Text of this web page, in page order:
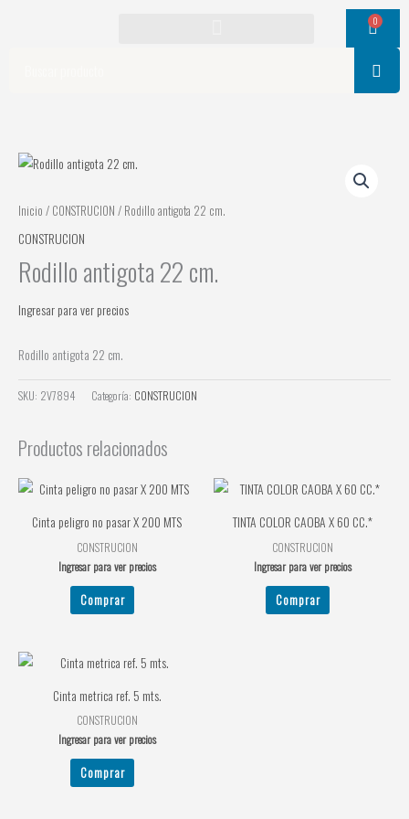
0
Cart
Inicio / CONSTRUCION / Rodillo antigota 22 cm.
CONSTRUCION
Rodillo antigota 22 cm.
Ingresar para ver precios
Rodillo antigota 22 cm.
SKU: 2V7894 Categoría: CONSTRUCION
Productos relacionados
Cinta peligro no pasar X 200 MTS
CONSTRUCION
Ingresar para ver precios
Comprar
TINTA COLOR CAOBA X 60 CC.*
CONSTRUCION
Ingresar para ver precios
Comprar
Cinta metrica ref. 5 mts.
CONSTRUCION
Ingresar para ver precios
Comprar